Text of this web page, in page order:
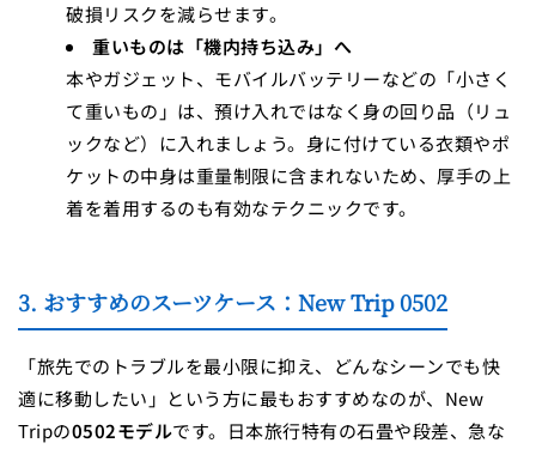
破損リスクを減らせます。
重いものは「機内持ち込み」へ
本やガジェット、モバイルバッテリーなどの「小さく
て重いもの」は、預け入れではなく身の回り品（リュ
ックなど）に入れましょう。身に付けている衣類やポ
ケットの中身は重量制限に含まれないため、厚手の上
着を着用するのも有効なテクニックです。
3. おすすめのスーツケース：New Trip 0502
「旅先でのトラブルを最小限に抑え、どんなシーンでも快
適に移動したい」という方に最もおすすめなのが、New
Tripの0502モデルです。日本旅行特有の石畳や段差、急な